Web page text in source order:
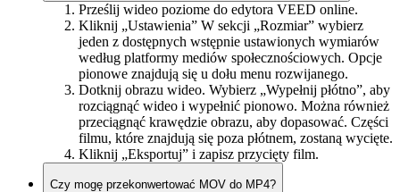
Prześlij wideo poziome do edytora VEED online.
Kliknij „Ustawienia” W sekcji „Rozmiar” wybierz
jeden z dostępnych wstępnie ustawionych wymiarów
według platformy mediów społecznościowych. Opcje
pionowe znajdują się u dołu menu rozwijanego.
Dotknij obrazu wideo. Wybierz „Wypełnij płótno”, aby
rozciągnąć wideo i wypełnić pionowo. Można również
przeciągnąć krawędzie obrazu, aby dopasować. Części
filmu, które znajdują się poza płótnem, zostaną wycięte.
Kliknij „Eksportuj” i zapisz przycięty film.
Czy mogę przekonwertować MOV do MP4?